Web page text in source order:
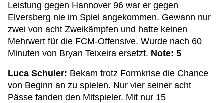
Leistung gegen Hannover 96 war er gegen
Elversberg nie im Spiel angekommen. Gewann nur
zwei von acht Zweikämpfen und hatte keinen
Mehrwert für die FCM-Offensive. Wurde nach 60
Minuten von Bryan Teixeira ersetzt. Note: 5
Luca Schuler: Bekam trotz Formkrise die Chance
von Beginn an zu spielen. Nur vier seiner acht
Pässe fanden den Mitspieler. Mit nur 15